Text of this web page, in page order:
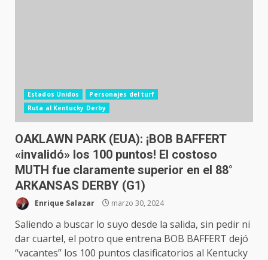
Estados Unidos
Personajes del turf
Ruta al Kentucky Derby
OAKLAWN PARK (EUA): ¡BOB BAFFERT
«invalidó» los 100 puntos! El costoso
MUTH fue claramente superior en el 88°
ARKANSAS DERBY (G1)
Enrique Salazar marzo 30, 2024
Saliendo a buscar lo suyo desde la salida, sin pedir ni
dar cuartel, el potro que entrena BOB BAFFERT dejó
“vacantes” los 100 puntos clasificatorios al Kentucky